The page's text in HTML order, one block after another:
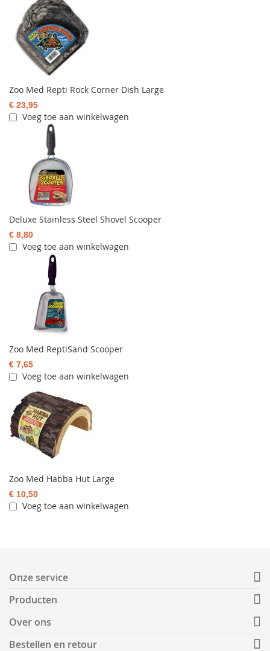
Zoo Med Repti Rock Corner Dish Large
€ 23,95
Voeg toe aan winkelwagen
Deluxe Stainless Steel Shovel Scooper
€ 8,80
Voeg toe aan winkelwagen
Zoo Med ReptiSand Scooper
€ 7,65
Voeg toe aan winkelwagen
Zoo Med Habba Hut Large
€ 10,50
Voeg toe aan winkelwagen
Onze service
Producten
Over ons
Bestellen en retour